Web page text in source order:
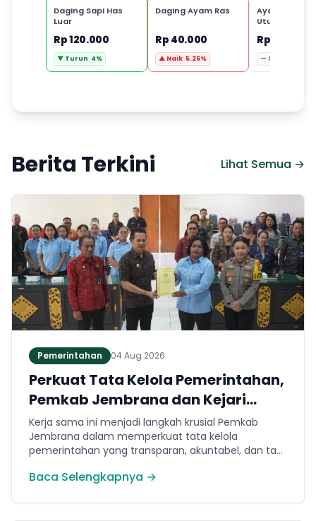
Daging Sapi Has
Luar
Rp 120.000
▼ Turun 4%
Daging Ayam Ras
Rp 40.000
▲ Naik 5.26%
Ayam
Utuh,1 ekor
Rp 80.000
— Stabil 0%
Berita Terkini Lihat Semua →
Pemerintahan 04 Aug 2026
Perkuat Tata Kelola Pemerintahan,
Pemkab Jembrana dan Kejari
Jembrana Sepakati Kerja Sama
Hukum Datun
Kerja sama ini menjadi langkah krusial Pemkab
Jembrana dalam memperkuat tata kelola
pemerintahan yang transparan, akuntabel, dan taat
mencakup tiga domain utama, yakni pemberian
tindakan hukum lainnya.
Baca Selengkapnya →